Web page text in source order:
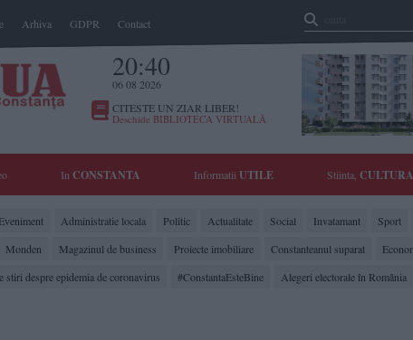
Arhiva GDPR Contact
20:40
06 08 2026
CITESTE UN ZIAR LIBER!
Deschide BIBLIOTECA VIRTUALĂ
In CONSTANTA Informatii UTILE Stiinta,
Eveniment Administratie locala Politic Actualitate Social Invatamant Sport
Monden Magazinul de business Proiecte imobiliare Constanteanul suparat
despre epidemia de coronavirus
#ConstantaEsteBine Alegeri electorale în România